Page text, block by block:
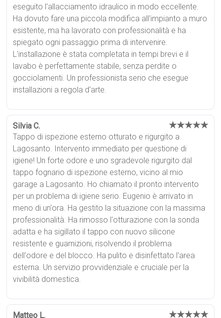
eseguito l'allacciamento idraulico in modo eccellente.
Ha dovuto fare una piccola modifica all'impianto a muro
esistente, ma ha lavorato con professionalità e ha
spiegato ogni passaggio prima di intervenire.
L'installazione è stata completata in tempi brevi e il
lavabo è perfettamente stabile, senza perdite o
gocciolamenti. Un professionista serio che esegue
installazioni a regola d'arte.
Silvia C. ★★★★★
Tappo di ispezione esterno otturato e rigurgito a
Lagosanto. Intervento immediato per questione di
igiene! Un forte odore e uno sgradevole rigurgito dal
tappo fognario di ispezione esterno, vicino al mio
garage a Lagosanto. Ho chiamato il pronto intervento
per un problema di igiene serio. Eugenio è arrivato in
meno di un'ora. Ha gestito la situazione con la massima
professionalità. Ha rimosso l'otturazione con la sonda
adatta e ha sigillato il tappo con nuovo silicone
resistente e guarnizioni, risolvendo il problema
dell'odore e del blocco. Ha pulito e disinfettato l'area
esterna. Un servizio provvidenziale e cruciale per la
vivibilità domestica.
Matteo L. ★★★★★